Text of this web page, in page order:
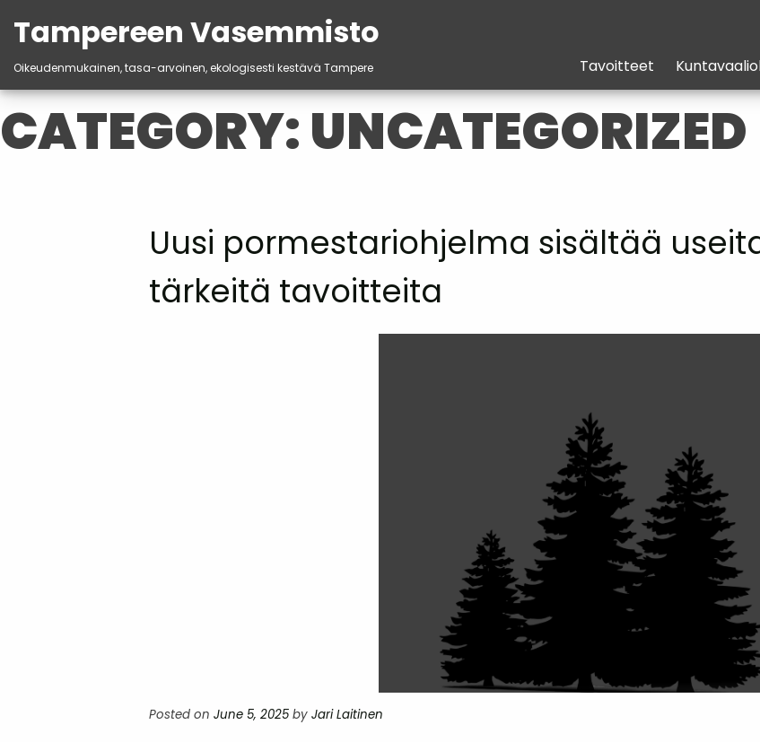
to
content
Tampereen Vasemmisto
Oikeudenmukainen, tasa-arvoinen, ekologisesti kestävä Tampere Tavoitteet
CATEGORY: UNCATEGORIZED
Uusi pormestariohjelma sisältää
tärkeitä tavoitteita
Posted onJune 5, 2025 byJari Laitinen